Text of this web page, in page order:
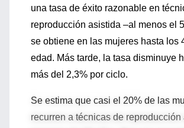
una tasa de éxito razonable en
reproducción asistida –al menos el
se obtiene en las mujeres hasta los
edad. Más tarde, la tasa disminuye
más del 2,3% por ciclo.
Se estima que casi el 20% de las
recurren a técnicas de reproducción